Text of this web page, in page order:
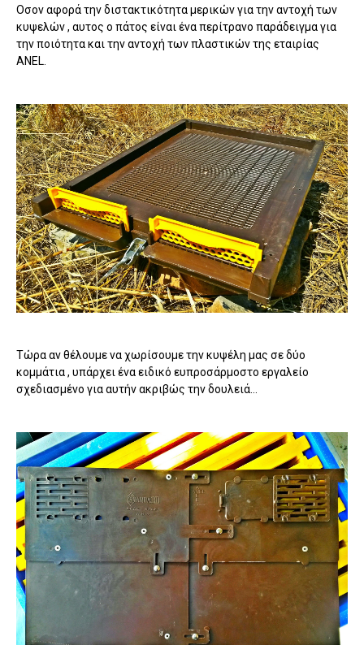
Οσον αφορά την διστακτικότητα μερικών για την αντοχή των
κυψελών , αυτος ο πάτος είναι ένα περίτρανο παράδειγμα για
την ποιότητα και την αντοχή των πλαστικών της εταιρίας
ANEL.
Τώρα αν θέλουμε να χωρίσουμε την κυψέλη μας σε δύο
κομμάτια , υπάρχει ένα ειδικό ευπροσάρμοστο εργαλείο
σχεδιασμένο για αυτήν ακριβώς την δουλειά...